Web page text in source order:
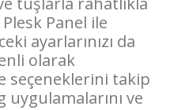
Panel ile
ayarlarınızı da
olarak
seçeneklerini takip
ve